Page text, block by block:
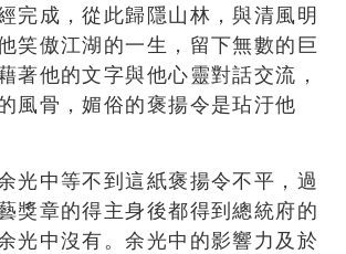
完成，從此歸隱山林，與清風明
笑傲江湖的一生，留下無數的巨
著他的文字與他心靈對話交流，
風骨，媚俗的褒揚令是玷汙他
光中等不到這紙褒揚令不平，過
獎章的得主身後都得到總統府的
光中沒有。余光中的影響力及於